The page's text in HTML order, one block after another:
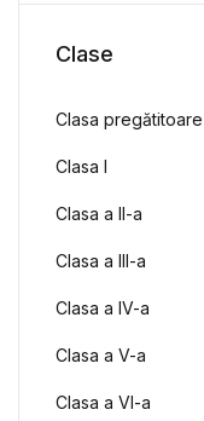
Clase
Clasa pregătitoare
Clasa I
Clasa a II-a
Clasa a III-a
Clasa a IV-a
Clasa a V-a
Clasa a VI-a